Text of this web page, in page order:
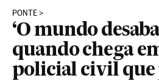
PONTE
‘O mundo
quando chega
policial civil que